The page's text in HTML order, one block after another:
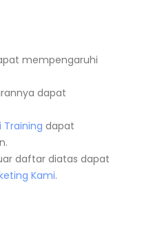
mempengaruhi
dapat
Training dapat
daftar diatas dapat
Kami.